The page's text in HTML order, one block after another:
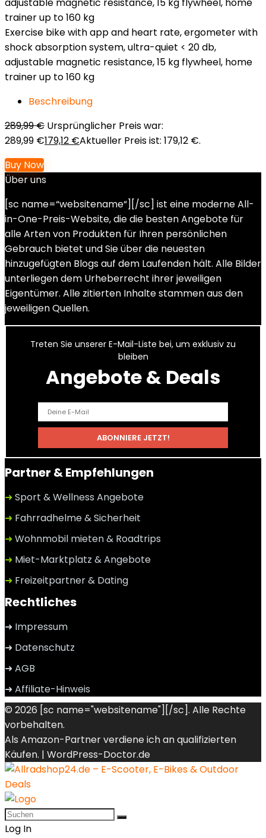
Exercise bike with app and heart rate, ergometer with
shock absorption system, ultra-quiet < 20 db,
adjustable magnetic resistance, 15 kg flywheel, home
trainer up to 160 kg
Beschreibung
289,99€ Ursprünglicher Preis war:
289,99 €179,12 €Aktueller Preis ist: 179,12 €.
Buy Now
Über uns
[sc name=“websitename“][/sc] ist eine moderne All-
in-One-Preis-Website, die die besten Angebote für
alle Arten von Produkten für Ihren persönlichen
Gebrauch bietet und Sie über die neuesten
hinzugefügten Blogs auf dem Laufenden hält. Alle Bilder
unterliegen dem Urheberrecht ihrer jeweiligen
Eigentümer. Alle zitierten Inhalte stammen aus den
jeweiligen Quellen.
Treten Sie unserer E-Mail-Liste bei, um exklusiv zu
bleiben
Angebote & Deals
Partner & Empfehlungen
➜ Sport & Wellness Angebote
➜ Fahrradhelme & Sicherheit
➜ Wohnmobil mieten & Roadtrips
➜ Miet-Marktplatz & Angebote
➜ Freizeitpartner & Dating
Rechtliches
➜ Impressum
➜ Datenschutz
➜ AGB
➜ Affiliate-Hinweis
© 2026 [sc name="websitename"][/sc]. Alle Rechte
vorbehalten.
Als Amazon-Partner verdiene ich an qualifizierten
Käufen. | WordPress-Doctor.de
Log In